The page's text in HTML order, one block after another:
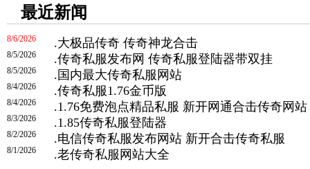
最近新闻
.大极品传奇 传奇神龙合击
8/6/2026
.传奇私服发布网 传奇私服登陆器带双挂
8/5/2026
.国内最大传奇私服网站
8/5/2026
.传奇私服1.76金币版
8/4/2026
.1.76免费泡点精品私服 新开网通合击传奇网站
8/4/2026
.1.85传奇私服登陆器
8/3/2026
.电信传奇私服发布网站 新开合击传奇私服
8/2/2026
.老传奇私服网站大全
8/1/2026